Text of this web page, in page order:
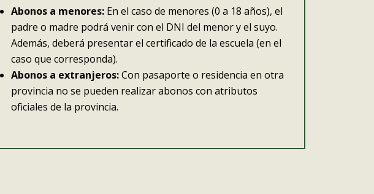
Abonos a menores: En el caso de menores (0 a 18 años), el
padre o madre podrá venir con el DNI del menor y el suyo.
Además, deberá presentar el certificado de la escuela (en el
caso que corresponda).
Abonos a extranjeros:Con pasaporte o residencia en otra
provincia no se pueden realizar abonos con atributos
oficiales de la provincia.